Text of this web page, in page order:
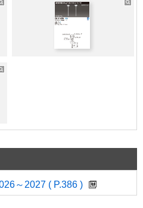
～2027 ( P.386 )